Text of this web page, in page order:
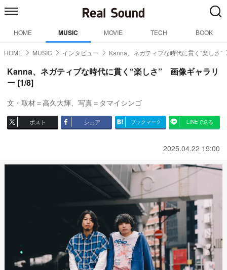
HOME MUSIC MOVIE TECH BOOK
HOME MUSIC インタビュー Kanna、ネガティブな時代に貫く“楽しさ”
Kanna、ネガティブな時代に貫く“楽しさ” 画像ギャラリ
ー [1/8]
文・取材＝高久大輝、写真＝タマイシンゴ
ポスト シェア ブックマーク LINEで送る
2025.04.22 19:00